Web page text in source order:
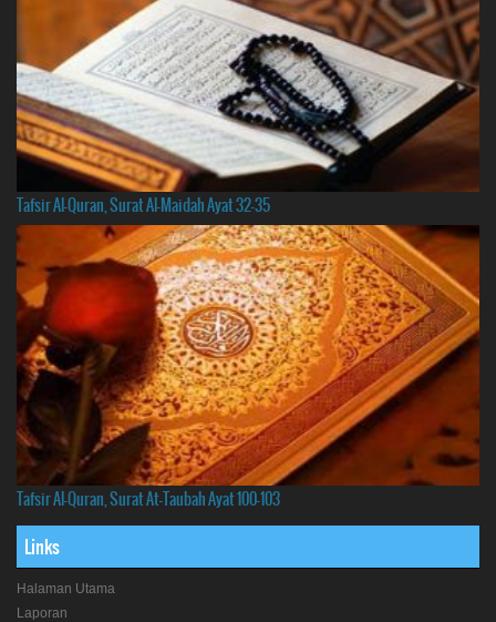
Tafsir Al-Quran, Surat Al-Maidah Ayat 32-35
Tafsir Al-Quran, Surat At-Taubah Ayat 100-103
Links
Halaman Utama
Laporan